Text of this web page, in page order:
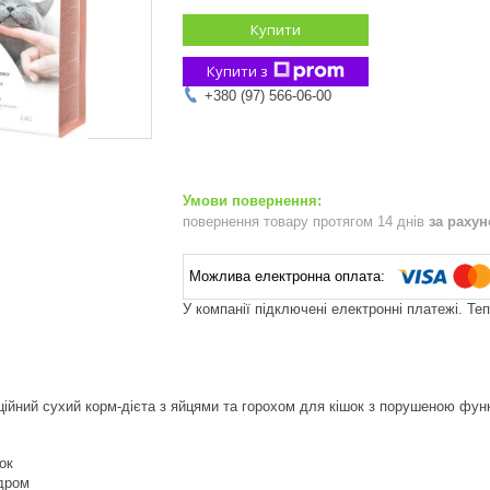
Купити
Купити з
+380 (97) 566-06-00
повернення товару протягом 14 днів за
У компанії підключені електронні платежі.
сухий корм-дієта з яйцями та горохом для кішок з порушеною